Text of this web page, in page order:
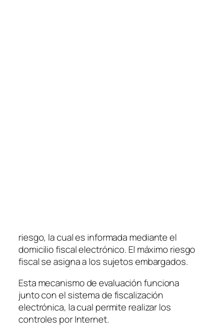
riesgo, la cual es informada mediante el
domicilio fiscal electrónico. El máximo riesgo
fiscal se asigna a los sujetos embargados.
Esta mecanismo de evaluación funciona
junto con el sistema de fiscalización
electrónica, la cual permite realizar los
controles por Internet.